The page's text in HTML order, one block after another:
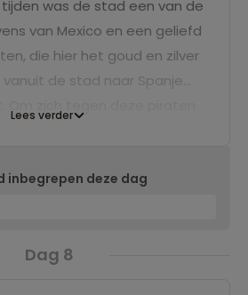
was de stad een van de
van Mexico en een geliefd
die hier het goud en zilver
de stad naar Spanje
bouwwerken zijn nog
en bieden een
Lees verder
inbegrepen deze dag
Dag 8